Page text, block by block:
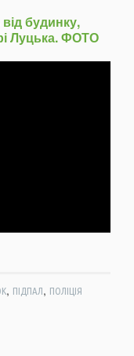
будинку,
Луцька. ФОТО
, ПІДПАЛ, ПОЛІЦІЯ